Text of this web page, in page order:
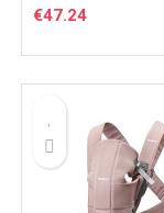
€47.24